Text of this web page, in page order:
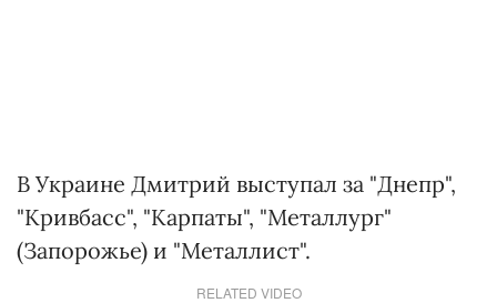
В Украине Дмитрий выступал за "Днепр",
"Кривбасс", "Карпаты", "Металлург"
(Запорожье) и "Металлист".
RELATED VIDEO